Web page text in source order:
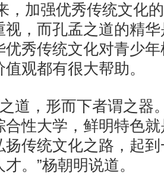
，加强优秀传统文化
视，而孔孟之道的精
优秀传统文化对青少
观都有很大帮助。
道，形而下者谓之器
合性大学，鲜明特色
扬传统文化之路，起
。”杨朝明说道。